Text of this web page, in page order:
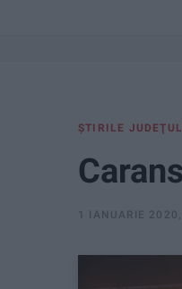
ŞTIRILE
1 IANUARIE